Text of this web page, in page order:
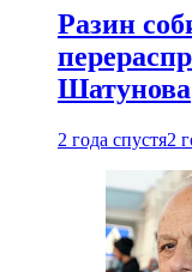
Разин
Шатунова
2 года спустя2